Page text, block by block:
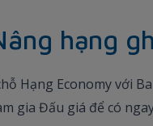
hạng
Hạng Economy với
gia Đấu giá để có